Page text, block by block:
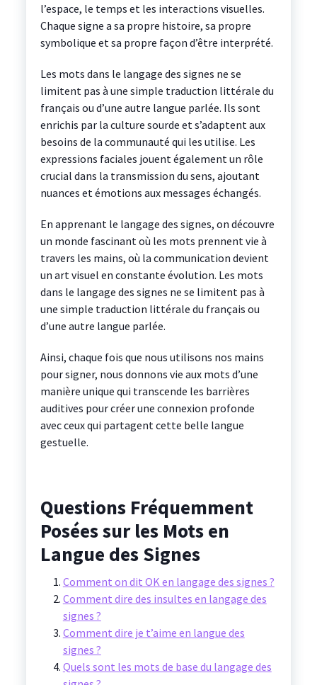
l’espace, le temps et les interactions visuelles.
Chaque signe a sa propre histoire, sa propre
symbolique et sa propre façon d’être interprété.
Les mots dans le langage des signes ne se
limitent pas à une simple traduction littérale du
français ou d’une autre langue parlée. Ils sont
enrichis par la culture sourde et s’adaptent aux
besoins de la communauté qui les utilise. Les
expressions faciales jouent également un rôle
crucial dans la transmission du sens, ajoutant
nuances et émotions aux messages échangés.
En apprenant le langage des signes, on découvre
un monde fascinant où les mots prennent vie à
travers les mains, où la communication devient
un art visuel en constante évolution. Les mots
dans le langage des signes ne se limitent pas à
une simple traduction littérale du français ou
d’une autre langue parlée.
Ainsi, chaque fois que nous utilisons nos mains
pour signer, nous donnons vie aux mots d’une
manière unique qui transcende les barrières
auditives pour créer une connexion profonde
avec ceux qui partagent cette belle langue
gestuelle.
Questions Fréquemment
Posées sur les Mots en
Langue des Signes
Comment on dit OK en langage des signes ?
Comment dire des insultes en langage des
signes ?
Comment dire je t’aime en langue des
signes ?
Quels sont les mots de base du langage des